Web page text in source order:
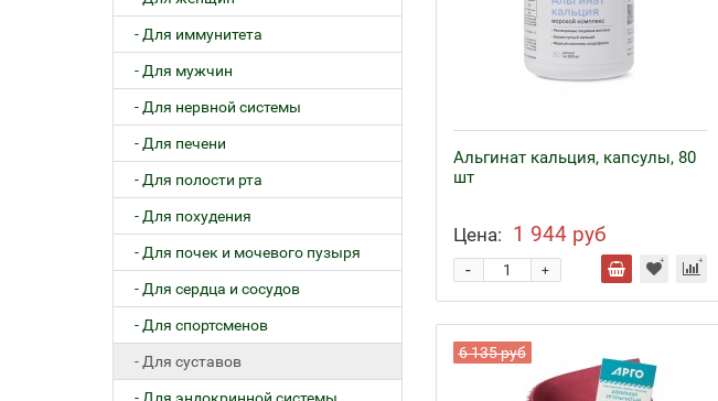
- Для иммунитета
- Для мужчин
- Для нервной системы
- Для печени
- Для полости рта
- Для похудения
- Для почек и мочевого пузыря
- Для сердца и сосудов
- Для спортсменов
- Для суставов
Альгинат кальция, капсулы, 80
шт
Цена: 1 944 руб
+
-
6 135 руб